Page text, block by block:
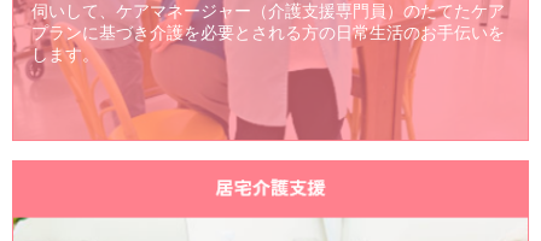
伺いして、ケアマネージャー（介護支援専門員）のたてたケア
プランに基づき介護を必要とされる方の日常生活のお手伝いを
します。